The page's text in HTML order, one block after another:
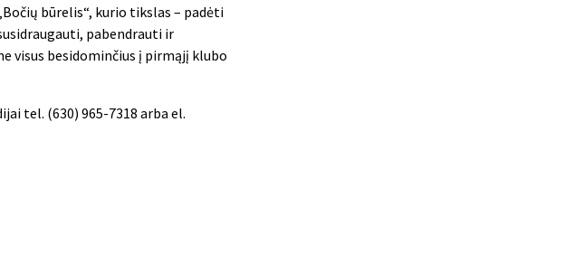
Bočių būrelis“, kurio tikslas – padėti
pabendrauti ir
visus besidominčius į pirmąjį klubo
tel. (630) 965-7318 arba el.